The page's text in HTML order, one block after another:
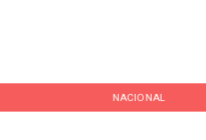
NACIONAL